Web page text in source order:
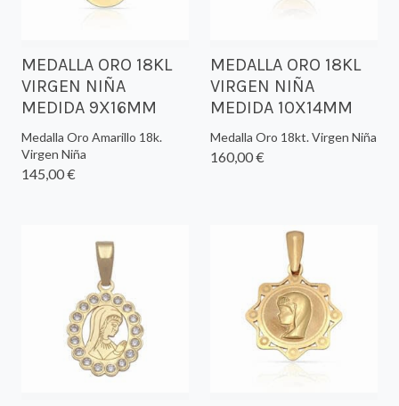
MEDALLA ORO 18KL
VIRGEN NIÑA
MEDIDA 9X16MM
Medalla Oro Amarillo 18k.
Virgen Niña
145,00 €
MEDALLA ORO 18KL
VIRGEN NIÑA
MEDIDA 10X14MM
Medalla Oro 18kt. Virgen Niña
160,00 €